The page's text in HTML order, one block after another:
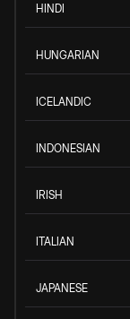
HINDI
HUNGARIAN
ICELANDIC
INDONESIAN
IRISH
ITALIAN
JAPANESE